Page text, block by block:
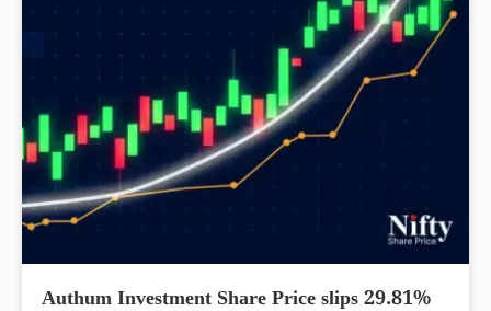
Authum Investment Share Price slips 29.81%